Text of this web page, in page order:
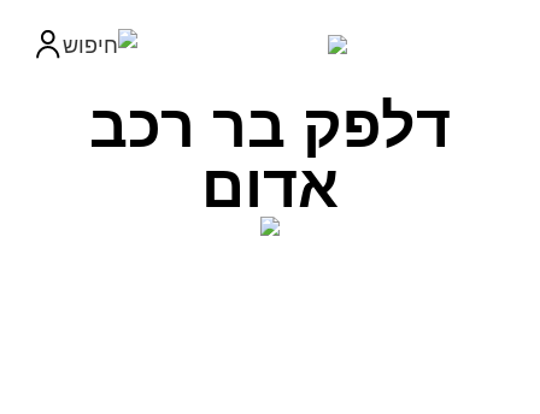
דלפק בר רכב
אדום